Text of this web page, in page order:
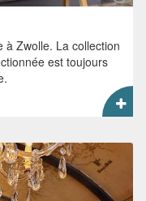
à Zwolle. La collection
est toujours